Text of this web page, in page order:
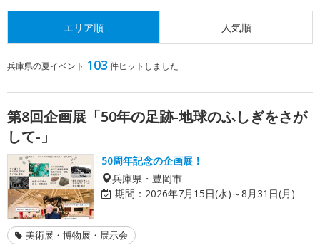
エリア順 人気順
兵庫県の夏イベント 103 件ヒットしました
第8回企画展「50年の足跡-地球のふしぎをさが
して-」
50周年記念の企画展！
兵庫県・豊岡市
期間： 2026年7月15日(水)～8月31日(月)
美術展・博物展・展示会